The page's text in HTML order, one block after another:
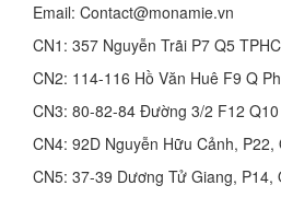
Email: Contact@monamie.vn
CN1: 357 Nguyễn Trãi P7 Q5
CN2: 114-116 Hồ Văn Huê F9 Q
CN3: 80-82-84 Đường 3/2 F12
CN4: 92D Nguyễn Hữu Cảnh,
CN5: 37-39 Dương Tử Giang, P14,